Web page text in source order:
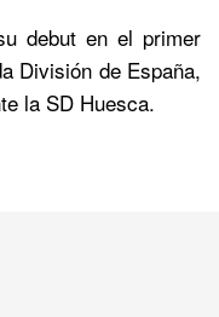
debut en el primer
División de España,
la SD Huesca.